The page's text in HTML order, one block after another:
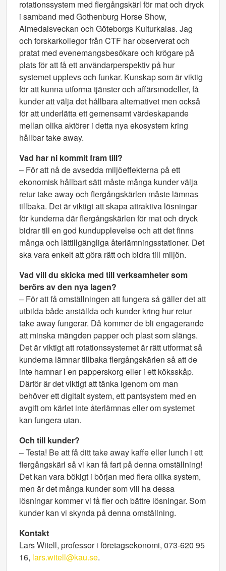
rotationssystem med flergångskärl för mat och dryck
i samband med Gothenburg Horse Show,
Almedalsveckan och Göteborgs Kulturkalas. Jag
och forskarkollegor från CTF har observerat och
pratat med evenemangsbesökare och krögare på
plats för att få ett användarperspektiv på hur
systemet upplevs och funkar. Kunskap som är viktig
för att kunna utforma tjänster och affärsmodeller, få
kunder att välja det hållbara alternativet men också
för att underlätta ett gemensamt värdeskapande
mellan olika aktörer i detta nya ekosystem kring
hållbar take away.
Vad har ni kommit fram till?
– För att nå de avsedda miljöeffekterna på ett
ekonomisk hållbart sätt måste många kunder välja
retur take away och flergångskärlen måste lämnas
tillbaka. Det är viktigt att skapa attraktiva lösningar
för kunderna där flergångskärlen för mat och dryck
bidrar till en god kundupplevelse och att det finns
många och lättillgängliga återlämningsstationer. Det
ska vara enkelt att göra rätt och bidra till miljön.
Vad vill du skicka med till verksamheter som
berörs av den nya lagen?
– För att få omställningen att fungera så gäller det att
utbilda både anställda och kunder kring hur retur
take away fungerar. Då kommer de bli engagerande
att minska mängden papper och plast som slängs.
Det är viktigt att rotationssystemet är rätt utformat så
kunderna lämnar tillbaka flergångskärlen så att de
inte hamnar i en papperskorg eller i ett köksskåp.
Därför är det viktigt att tänka igenom om man
behöver ett digitalt system, ett pantsystem med en
avgift om kärlet inte återlämnas eller om systemet
kan fungera utan.
Och till kunder?
– Testa! Be att få ditt take away kaffe eller lunch i ett
flergångskärl så vi kan få fart på denna omställning!
Det kan vara bökigt i början med flera olika system,
men är det många kunder som vill ha dessa
lösningar kommer vi få fler och bättre lösningar. Som
kunder kan vi skynda på denna omställning.
Kontakt
Lars Witell, professor i företagsekonomi, 073-620 95
16, lars.witell@kau.se.